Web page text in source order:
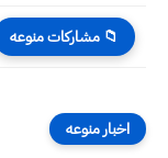
📁 مشاركات منوعه
اخبار منوعه